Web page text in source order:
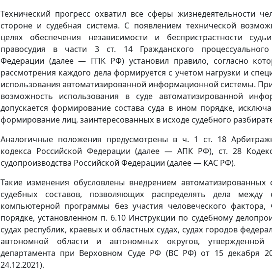
Технический прогресс охватил все сферы жизнедеятельности
стороне и судебная система. С появлением технической
целях обеспечения независимости и беспристрастности
правосудия в части 3 ст. 14 Гражданского процессуального
Федерации (далее — ГПК РФ) установил правило, согласно
рассмотрения каждого дела формируется с учетом нагрузки и
использования автоматизированной информационной системы. При
возможность использования в суде автоматизированной
допускается формирование состава суда в ином порядке,
формирование лиц, заинтересованных в исходе судебного
Аналогичные положения предусмотрены в ч. 1 ст. 18
кодекса Российской Федерации (далее — АПК РФ), ст. 28
судопроизводства Российской Федерации (далее — КАС РФ).
Такие изменения обусловлены внедрением автоматизированных
судебных составов, позволяющих распределять дела
компьютерной программы без участия человеческого фактора,
порядке, установленном п. 6.10 Инструкции по судебному
судах республик, краевых и областных судах, судах городов
автономной области и автономных округов, утвержденной
департамента при Верховном Суде РФ (ВС РФ) от 15 декабря
24.12.2021).